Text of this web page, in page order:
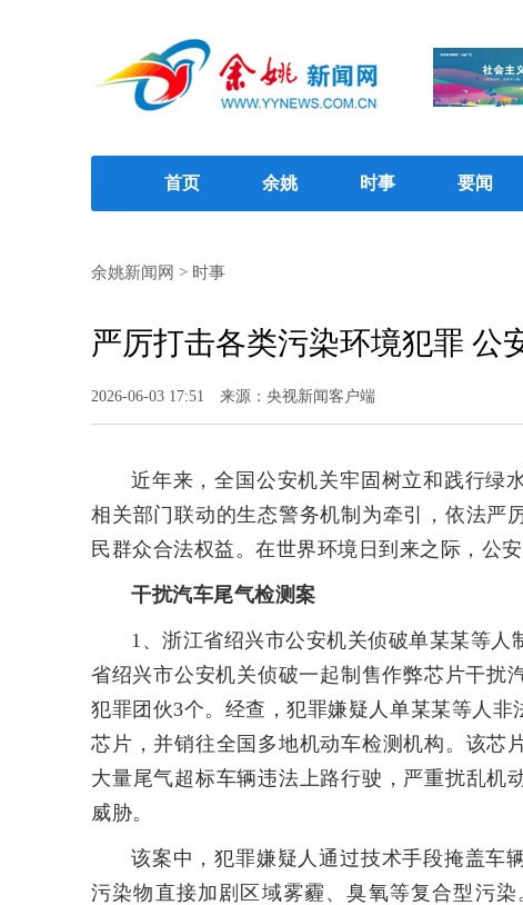
首页 余姚 时事 要闻
余姚新闻网 > 时事
严厉打击各类污染环境犯罪 公
2026-06-03 17:51 来源：央视新闻客户端
近年来，全国公安机关牢固树立和践行绿
相关部门联动的生态警务机制为牵引，依法严
民群众合法权益。在世界环境日到来之际，公
干扰汽车尾气检测案
1、浙江省绍兴市公安机关侦破单某某等人
省绍兴市公安机关侦破一起制售作弊芯片干扰
犯罪团伙3个。经查，犯罪嫌疑人单某某等人
芯片，并销往全国多地机动车检测机构。该芯
大量尾气超标车辆违法上路行驶，严重扰乱机
威胁。
该案中，犯罪嫌疑人通过技术手段掩盖车
污染物直接加剧区域雾霾、臭氧等复合型污